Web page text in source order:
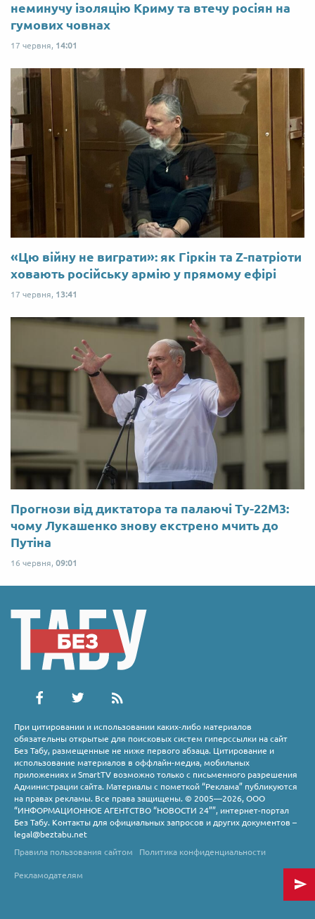
неминучу ізоляцію Криму та втечу росіян на
гумових човнах
17 червня, 14:01
«Цю війну не виграти»: як Гіркін та Z-патріоти
ховають російську армію у прямому ефірі
17 червня, 13:41
Прогнози від диктатора та палаючі Ту-22М3:
чому Лукашенко знову екстрено мчить до
Путіна
16 червня, 09:01
При цитировании и использовании каких-либо материалов
обязательны открытые для поисковых систем гиперссылки на сайт
Без Табу, размещенные не ниже первого абзаца. Цитирование и
использование материалов в оффлайн-медиа, мобильных
приложениях и SmartTV возможно только с письменного разрешения
Администрации сайта. Материалы с пометкой “Реклама” публикуются
на правах рекламы. Все права защищены. © 2005—2026, ООО
“ИНФОРМАЦИОННОЕ АГЕНТСТВО “НОВОСТИ 24””, интернет-портал
Без Табу. Контакты для официальных запросов и других документов –
legal@beztabu.net
Правила пользования сайтом
Политика конфиденциальности
Рекламодателям